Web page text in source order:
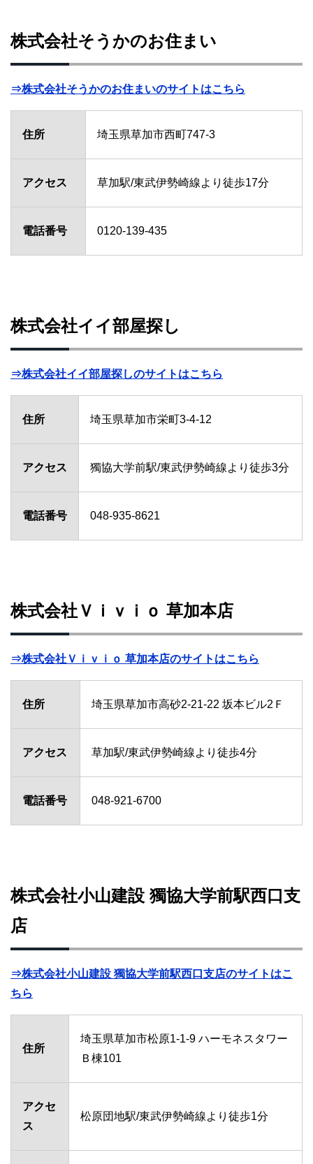
株式会社そうかのお住まい
⇒株式会社そうかのお住まいのサイトはこちら
住所 埼玉県草加市西町747-3
アクセス 草加駅/東武伊勢崎線より徒歩17分
電話番号 0120-139-435
株式会社イイ部屋探し
⇒株式会社イイ部屋探しのサイトはこちら
住所 埼玉県草加市栄町3-4-12
アクセス 獨協大学前駅/東武伊勢崎線より徒歩3分
電話番号 048-935-8621
株式会社Ｖｉｖｉｏ 草加本店
⇒株式会社Ｖｉｖｉｏ 草加本店のサイトはこちら
住所 埼玉県草加市高砂2-21-22 坂本ビル2Ｆ
アクセス 草加駅/東武伊勢崎線より徒歩4分
電話番号 048-921-6700
株式会社小山建設 獨協大学前駅西口支
店
⇒株式会社小山建設 獨協大学前駅西口支店のサイトはこ
ちら
住所
埼玉県草加市松原1-1-9 ハーモネスタワー
Ｂ棟101
アクセ
ス
松原団地駅/東武伊勢崎線より徒歩1分